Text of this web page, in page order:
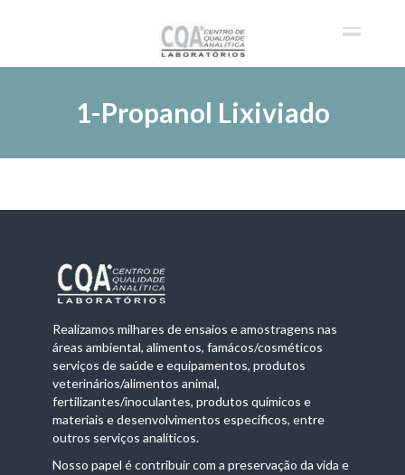
1-Propanol Lixiviado
Realizamos milhares de ensaios e amostragens nas
áreas ambiental, alimentos, famácos/cosméticos
serviços de saúde e equipamentos, produtos
veterinários/alimentos animal,
fertilizantes/inoculantes, produtos químicos e
materiais e desenvolvimentos específicos, entre
outros serviços analíticos.
Nosso papel é contribuir com a preservação da vida e